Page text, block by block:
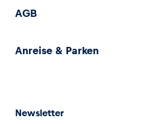
AGB
Anreise & Parken
Newsletter